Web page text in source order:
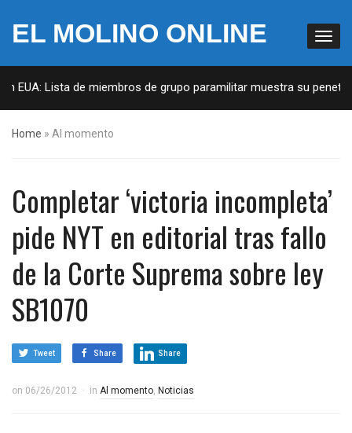
EL MOLINO ONLINE
Lista de miembros de grupo paramilitar muestra su
Home » Al momento
Completar ‘victoria incompleta’
pide NYT en editorial tras fallo
de la Corte Suprema sobre ley
SB1070
Tweet Share Share
on 06/26/2012 in Al momento, Noticias